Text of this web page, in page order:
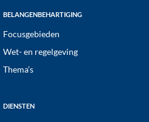
BELANGENBEHARTIGING
Focusgebieden
Wet- en regelgeving
Thema’s
DIENSTEN